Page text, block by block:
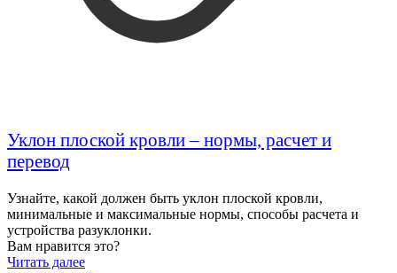
Уклон плоской кровли – нормы, расчет и
перевод
Узнайте, какой должен быть уклон плоской кровли,
минимальные и максимальные нормы, способы расчета и
устройства разуклонки.
Вам нравится это?
Читать далее